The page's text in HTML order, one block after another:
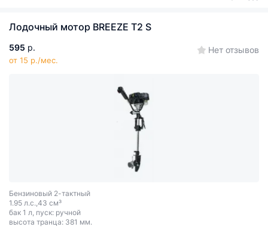
Лодочный мотор BREEZE T2 S
595 р.
от 15 р./мес.
Нет отзывов
Бензиновый 2-тактный
1.95 л.с.,43 см³
бак 1 л, пуск: ручной
высота транца: 381 мм.